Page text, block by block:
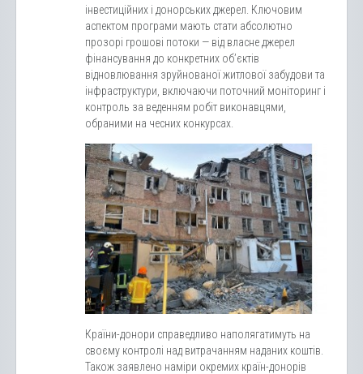
інвестиційних і донорських джерел. Ключовим
аспектом програми мають стати абсолютно
прозорі грошові потоки — від власне джерел
фінансування до конкретних об’єктів
відновлювання зруйнованої житлової забудови та
інфраструктури, включаючи поточний моніторинг і
контроль за веденням робіт виконавцями,
обраними на чесних конкурсах.
Країни-донори справедливо наполягатимуть на
своєму контролі над витрачанням наданих коштів.
Також заявлено наміри окремих країн-донорів